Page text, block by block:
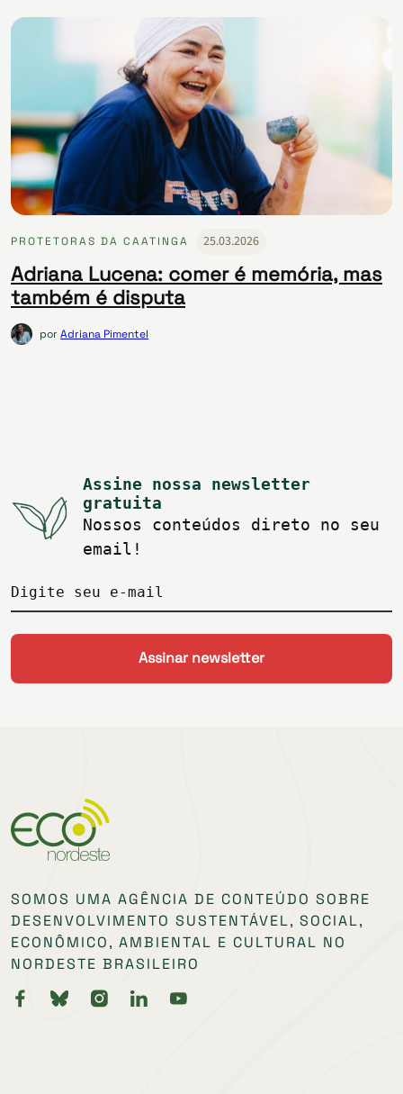
PROTETORAS DA CAATINGA 25.03.2026
Adriana Lucena: comer é memória, mas
também é disputa
porAdriana Pimentel
Assine nossa newsletter
gratuita
Nossos conteúdos direto no seu
email!
Digite seu e-mail
SOMOS UMA AGÊNCIA DE CONTEÚDO SOBRE
DESENVOLVIMENTO SUSTENTÁVEL, SOCIAL,
ECONÔMICO, AMBIENTAL E CULTURAL NO
NORDESTE BRASILEIRO